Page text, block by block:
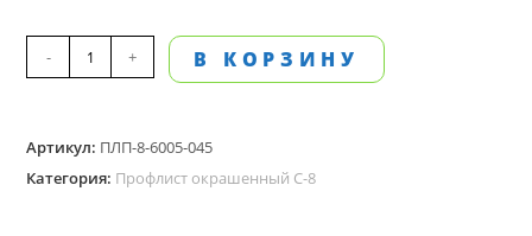
Количество
товара
окрашенный
С-8.
- + В КОРЗИНУ
Артикул: ПЛП-8-6005-045
Категория: Профлист окрашенный С-8